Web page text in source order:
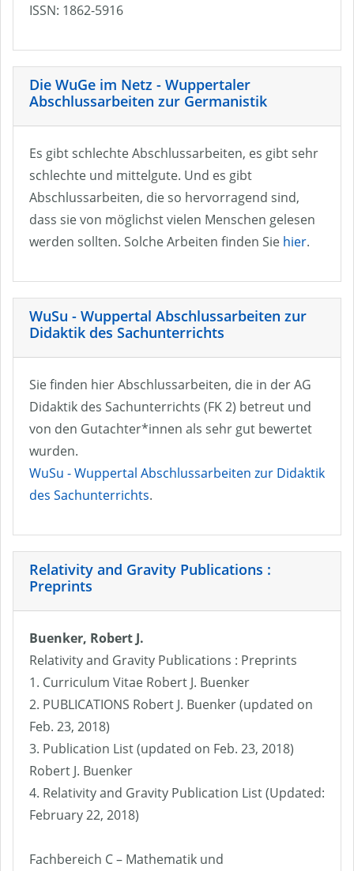
ISSN: 1862-5916
Die WuGe im Netz - Wuppertaler
Abschlussarbeiten zur Germanistik
Es gibt schlechte Abschlussarbeiten, es gibt sehr
schlechte und mittelgute. Und es gibt
Abschlussarbeiten, die so hervorragend sind,
dass sie von möglichst vielen Menschen gelesen
werden sollten. Solche Arbeiten finden Sie hier.
WuSu - Wuppertal Abschlussarbeiten zur
Didaktik des Sachunterrichts
Sie finden hier Abschlussarbeiten, die in der AG
Didaktik des Sachunterrichts (FK 2) betreut und
von den Gutachter*innen als sehr gut bewertet
wurden.
WuSu - Wuppertal Abschlussarbeiten zur Didaktik
des Sachunterrichts.
Relativity and Gravity Publications :
Preprints
Buenker, Robert J.
Relativity and Gravity Publications : Preprints
1. Curriculum Vitae Robert J. Buenker
2. PUBLICATIONS Robert J. Buenker (updated on
Feb. 23, 2018)
3. Publication List (updated on Feb. 23, 2018)
Robert J. Buenker
4. Relativity and Gravity Publication List (Updated:
February 22, 2018)
Fachbereich C – Mathematik und